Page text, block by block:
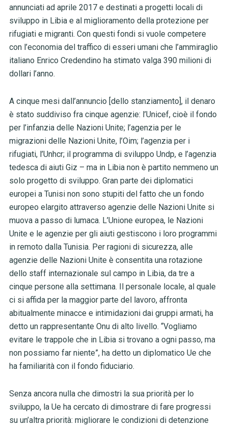
annunciati ad aprile 2017 e destinati a progetti locali di
sviluppo in Libia e al miglioramento della protezione per
rifugiati e migranti. Con questi fondi si vuole competere
con l’economia del traffico di esseri umani che l’ammiraglio
italiano Enrico Credendino ha stimato valga 390 milioni di
dollari l’anno.
A cinque mesi dall’annuncio [dello stanziamento], il denaro
è stato suddiviso fra cinque agenzie: l’Unicef, cioè il fondo
per l’infanzia delle Nazioni Unite; l’agenzia per le
migrazioni delle Nazioni Unite, l’Oim; l’agenzia per i
rifugiati, l’Unhcr; il programma di sviluppo Undp, e l’agenzia
tedesca di aiuti Giz – ma in Libia non è partito nemmeno un
solo progetto di sviluppo. Gran parte dei diplomatici
europei a Tunisi non sono stupiti del fatto che un fondo
europeo elargito attraverso agenzie delle Nazioni Unite si
muova a passo di lumaca. L’Unione europea, le Nazioni
Unite e le agenzie per gli aiuti gestiscono i loro programmi
in remoto dalla Tunisia. Per ragioni di sicurezza, alle
agenzie delle Nazioni Unite è consentita una rotazione
dello staff internazionale sul campo in Libia, da tre a
cinque persone alla settimana. Il personale locale, al quale
ci si affida per la maggior parte del lavoro, affronta
abitualmente minacce e intimidazioni dai gruppi armati, ha
detto un rappresentante Onu di alto livello. “Vogliamo
evitare le trappole che in Libia si trovano a ogni passo, ma
non possiamo far niente”, ha detto un diplomatico Ue che
ha familiarità con il fondo fiduciario.
Senza ancora nulla che dimostri la sua priorità per lo
sviluppo, la Ue ha cercato di dimostrare di fare progressi
su un’altra priorità: migliorare le condizioni di detenzione